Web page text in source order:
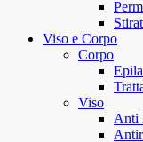
Viso e Corpo
Corpo
Viso
Anti